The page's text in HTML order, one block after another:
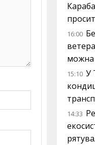
16:00
можна
15:10 У
14:33